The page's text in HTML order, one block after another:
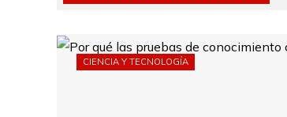
CIENCIA Y TECNOLOGÍA